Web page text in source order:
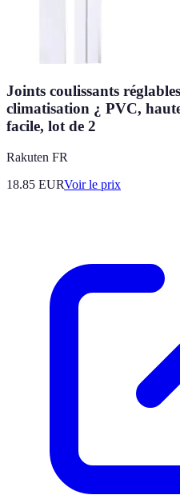
Joints coulissants
climatisation ¿ PVC,
facile, lot de 2
Rakuten FR
18.85 EURVoir le prix